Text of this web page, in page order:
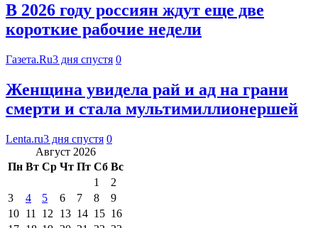
В 2026 году россиян ждут еще две
короткие рабочие недели
Газета.Ru3 дня спустя 0
Женщина увидела рай и ад на грани
смерти и стала мультимиллионершей
Lenta.ru3 дня спустя 0
Август 2026
Пн Вт Ср Чт Пт Сб Вс
1
2
3
4 5 6 7 8
9
10 11 12 13 14 15 16